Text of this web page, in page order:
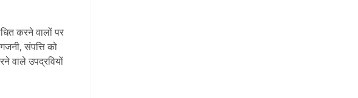
करने वालों पर
संपत्ति को
वाले उपद्रवियों